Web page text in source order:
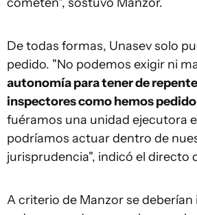
De todas formas, Unasev solo
pedido. "No podemos exigir ni
autonomía para tener de
inspectores como hemos
fuéramos una unidad ejecutora
podríamos actuar dentro de
jurisprudencia", indicó el directo
A criterio de Manzor se deberían